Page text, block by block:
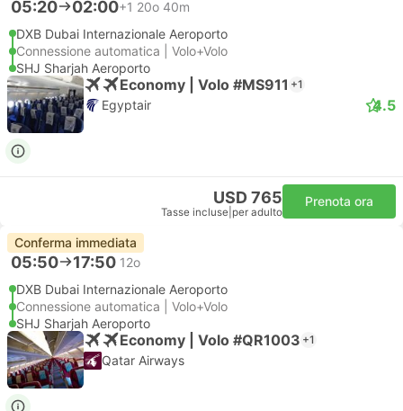
05:20 02:00+1 20o 40m
DXB Dubai Internazionale Aeroporto
Connessione automatica | Volo+Volo
SHJ Sharjah Aeroporto
Economy | Volo #MS911 +1
Egyptair 4.5
USD 765
Tasse incluse per adulto
Prenota ora
Conferma immediata
05:50 17:50 12o
DXB Dubai Internazionale Aeroporto
Connessione automatica | Volo+Volo
SHJ Sharjah Aeroporto
Economy | Volo #QR1003 +1
Qatar Airways